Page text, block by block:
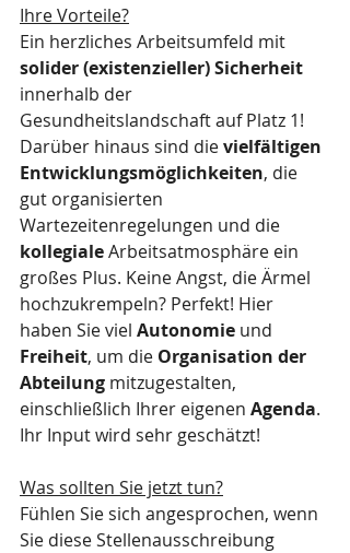
Ihre Vorteile?
Ein herzliches Arbeitsumfeld mit
solider (existenzieller) Sicherheit
innerhalb der
Gesundheitslandschaft auf Platz 1!
Darüber hinaus sind die vielfältigen
Entwicklungsmöglichkeiten, die
gut organisierten
Wartezeitenregelungen und die
kollegiale Arbeitsatmosphäre ein
großes Plus. Keine Angst, die Ärmel
hochzukrempeln? Perfekt! Hier
haben Sie viel Autonomie und
Freiheit, um die Organisation der
Abteilung mitzugestalten,
einschließlich Ihrer eigenen Agenda.
Ihr Input wird sehr geschätzt!
Was sollten Sie jetzt tun?
Fühlen Sie sich angesprochen, wenn
Sie diese Stellenausschreibung